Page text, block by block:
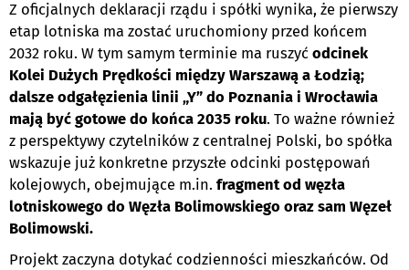
Z oficjalnych deklaracji rządu i spółki wynika, że pierwszy
etap lotniska ma zostać uruchomiony przed końcem
2032 roku. W tym samym terminie ma ruszyć odcinek
Kolei Dużych Prędkości między Warszawą a Łodzią;
dalsze odgałęzienia linii „Y” do Poznania i Wrocławia
mają być gotowe do końca 2035 roku. To ważne również
z perspektywy czytelników z centralnej Polski, bo spółka
wskazuje już konkretne przyszłe odcinki postępowań
kolejowych, obejmujące m.in. fragment od węzła
lotniskowego do Węzła Bolimowskiego oraz sam Węzeł
Bolimowski.
Projekt zaczyna dotykać codzienności mieszkańców. Od